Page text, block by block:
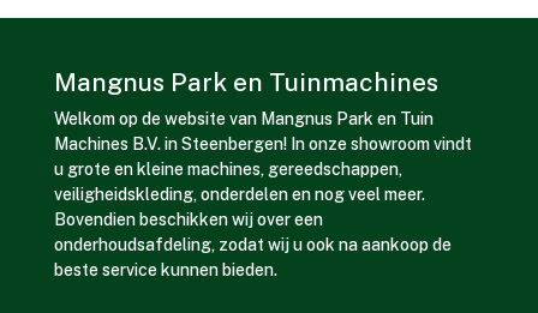
Mangnus Park en Tuinmachines
Welkom op de website van Mangnus Park en Tuin
Machines B.V. in Steenbergen! In onze showroom vindt
u grote en kleine machines, gereedschappen,
veiligheidskleding, onderdelen en nog veel meer.
Bovendien beschikken wij over een
onderhoudsafdeling, zodat wij u ook na aankoop de
beste service kunnen bieden.